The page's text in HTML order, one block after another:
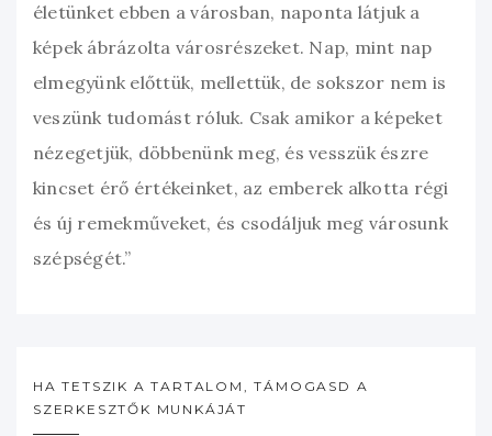
életünket ebben a városban, naponta látjuk a
képek ábrázolta városrészeket. Nap, mint nap
elmegyünk előttük, mellettük, de sokszor nem is
veszünk tudomást róluk. Csak amikor a képeket
nézegetjük, döbbenünk meg, és vesszük észre
kincset érő értékeinket, az emberek alkotta régi
és új remekműveket, és csodáljuk meg városunk
szépségét.”
HA TETSZIK A TARTALOM, TÁMOGASD A
SZERKESZTŐK MUNKÁJÁT